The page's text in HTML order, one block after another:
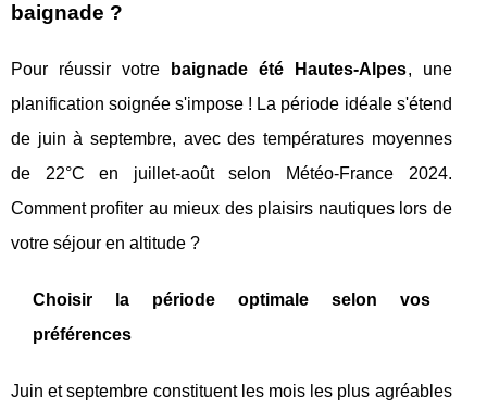
baignade ?
Pour réussir votre baignade été Hautes-Alpes, une
planification soignée s'impose ! La période idéale s'étend
de juin à septembre, avec des températures moyennes
de 22°C en juillet-août selon Météo-France 2024.
Comment profiter au mieux des plaisirs nautiques lors de
votre séjour en altitude ?
Choisir la période optimale selon vos
préférences
Juin et septembre constituent les mois les plus agréables